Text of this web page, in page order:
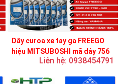
Dây curoa xe tay ga FREEGO
hiệu MITSUBOSHI mã dây 756
Liên hệ: 0938454791